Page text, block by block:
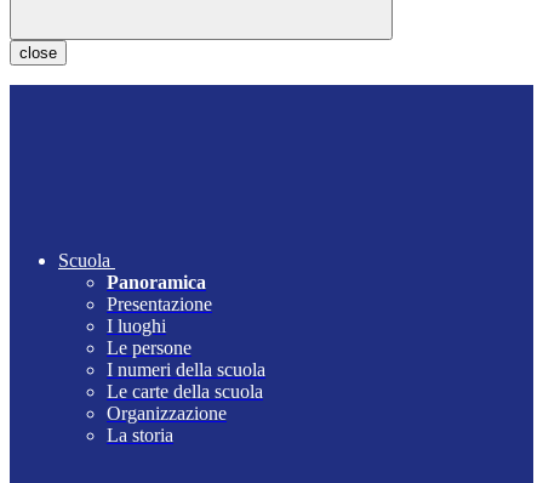
close
Scuola
Panoramica
Presentazione
I luoghi
Le persone
I numeri della scuola
Le carte della scuola
Organizzazione
La storia